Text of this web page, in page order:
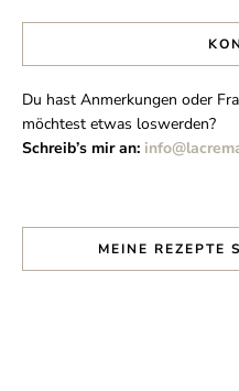
Du hast Anmerkungen oder
möchtest etwas loswerden?
Schreib’s mir an:
MEINE REZEPTE